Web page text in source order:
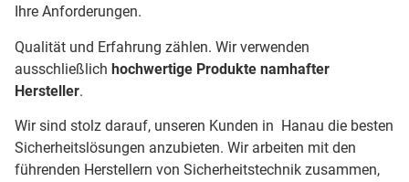
Ihre Anforderungen.
Qualität und Erfahrung zählen. Wir verwenden
ausschließlich hochwertige Produkte namhafter
Hersteller.
Wir sind stolz darauf, unseren Kunden in Hanau die besten
Sicherheitslösungen anzubieten. Wir arbeiten mit den
führenden Herstellern von Sicherheitstechnik zusammen,